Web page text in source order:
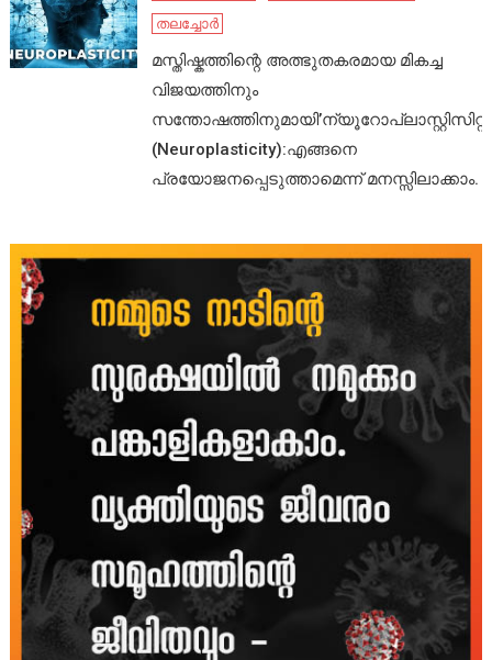
തലച്ചോർ
മസ്തിഷ്കത്തിന്റെ അത്ഭുതകരമായ മികച്ച
വിജയത്തിനും
സന്തോഷത്തിനുമായി’ന്യൂറോപ്ലാസ്റ്റിസിറ്റി’
(Neuroplasticity):എങ്ങനെ
പ്രയോജനപ്പെടുത്താമെന്ന് മനസ്സിലാക്കാം.